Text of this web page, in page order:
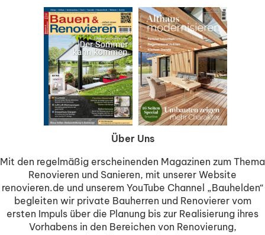
Über Uns
Mit den regelmäßig erscheinenden Magazinen zum Thema
Renovieren und Sanieren, mit unserer Website
renovieren.de und unserem YouTube Channel „Bauhelden“
begleiten wir private Bauherren und Renovierer vom
ersten Impuls über die Planung bis zur Realisierung ihres
Vorhabens in den Bereichen von Renovierung,